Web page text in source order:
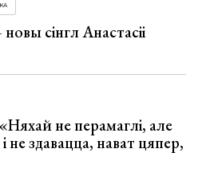
сінгл Анастасіі
не перамаглі, але
не здавацца, нават цяпер,